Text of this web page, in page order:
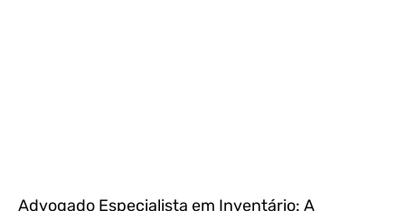
Advogado Especialista em Inventário: A